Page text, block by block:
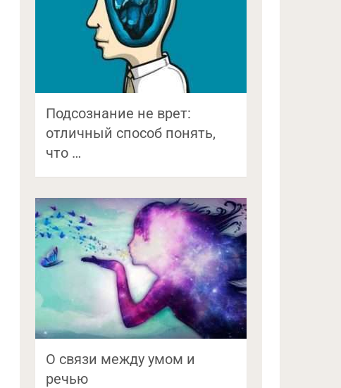
Подсознание не врет:
отличный способ понять,
что …
О связи между умом и
речью